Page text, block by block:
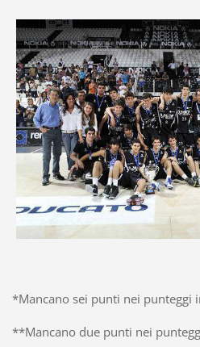
*Mancano sei punti nei punteggi
**Mancano due punti nei